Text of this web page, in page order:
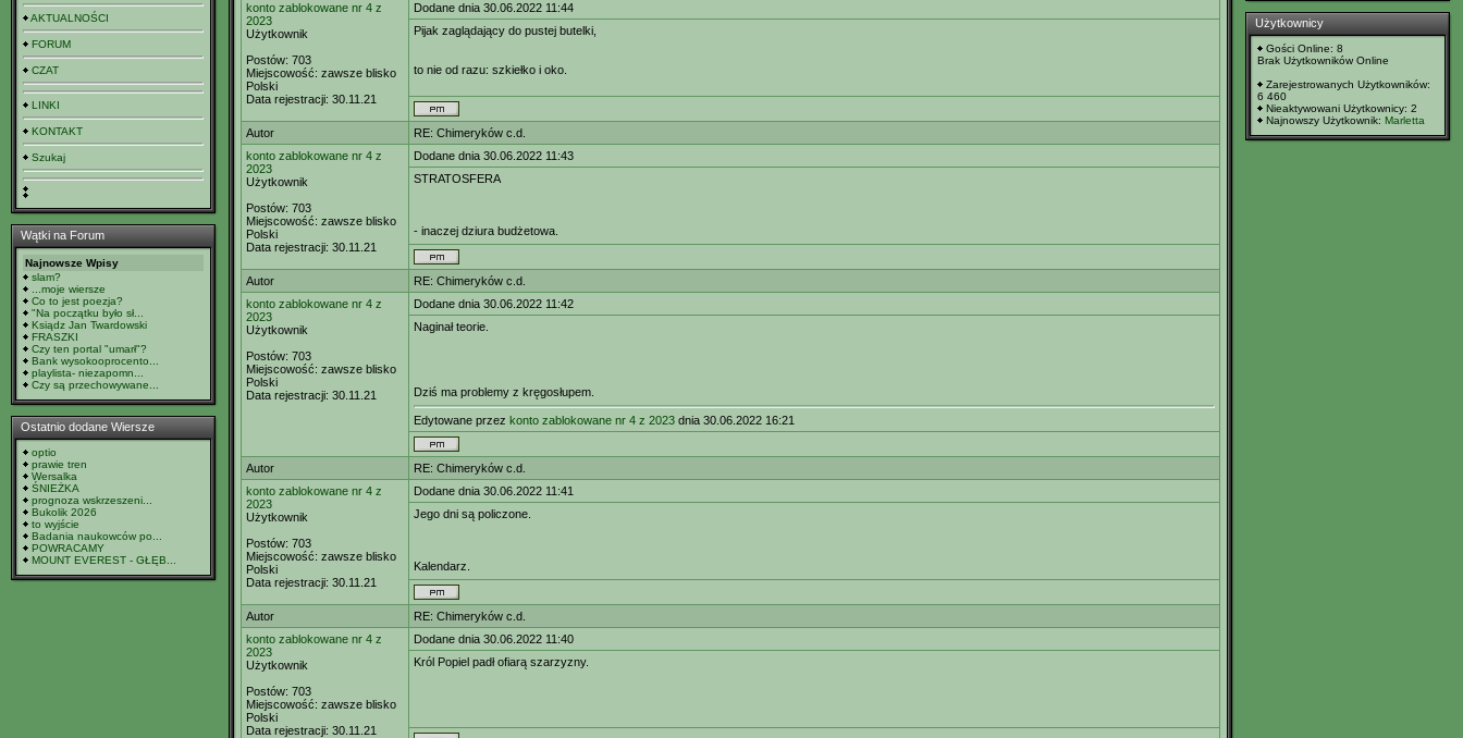
AKTUALNOŚCI
FORUM
CZAT
LINKI
KONTAKT
Szukaj
Wątki na Forum
Najnowsze Wpisy
slam?
...moje wiersze
Co to jest poezja?
"Na początku było sł...
Ksiądz Jan Twardowski
FRASZKI
Czy ten portal "umarł"?
Bank wysokooprocento...
playlista- niezapomn...
Czy są przechowywane...
Ostatnio dodane Wiersze
optio
prawie tren
Wersalka
ŚNIEŻKA
prognoza wskrzeszeni...
Bukolik 2026
to wyjście
Badania naukowców po...
POWRACAMY
MOUNT EVEREST - GŁĘB...
konto zablokowane nr 4 z
2023
Użytkownik
Postów: 703
Miejscowość: zawsze blisko
Polski
Data rejestracji: 30.11.21
Dodane dnia 30.06.2022 11:44
Pijak zaglądający do pustej butelki,
to nie od razu: szkiełko i oko.
Autor
RE: Chimeryków c.d.
konto zablokowane nr 4 z
2023
Użytkownik
Postów: 703
Miejscowość: zawsze blisko
Polski
Data rejestracji: 30.11.21
Dodane dnia 30.06.2022 11:43
STRATOSFERA
- inaczej dziura budżetowa.
Autor
RE: Chimeryków c.d.
konto zablokowane nr 4 z
2023
Użytkownik
Postów: 703
Miejscowość: zawsze blisko
Polski
Data rejestracji: 30.11.21
Dodane dnia 30.06.2022 11:42
Naginał teorie.
Dziś ma problemy z kręgosłupem.
Edytowane przez konto zablokowane nr 4 z 2023 dnia 30.06.2022 16:21
Autor
RE: Chimeryków c.d.
konto zablokowane nr 4 z
2023
Użytkownik
Postów: 703
Miejscowość: zawsze blisko
Polski
Data rejestracji: 30.11.21
Dodane dnia 30.06.2022 11:41
Jego dni są policzone.
Kalendarz.
Autor
RE: Chimeryków c.d.
konto zablokowane nr 4 z
2023
Użytkownik
Postów: 703
Miejscowość: zawsze blisko
Polski
Data rejestracji: 30.11.21
Dodane dnia 30.06.2022 11:40
Król Popiel padł ofiarą szarzyzny.
Użytkownicy
Gości Online: 8
Brak Użytkowników Online
Zarejestrowanych Użytkowników:
6 460
Nieaktywowani Użytkownicy: 2
Najnowszy Użytkownik: Marletta